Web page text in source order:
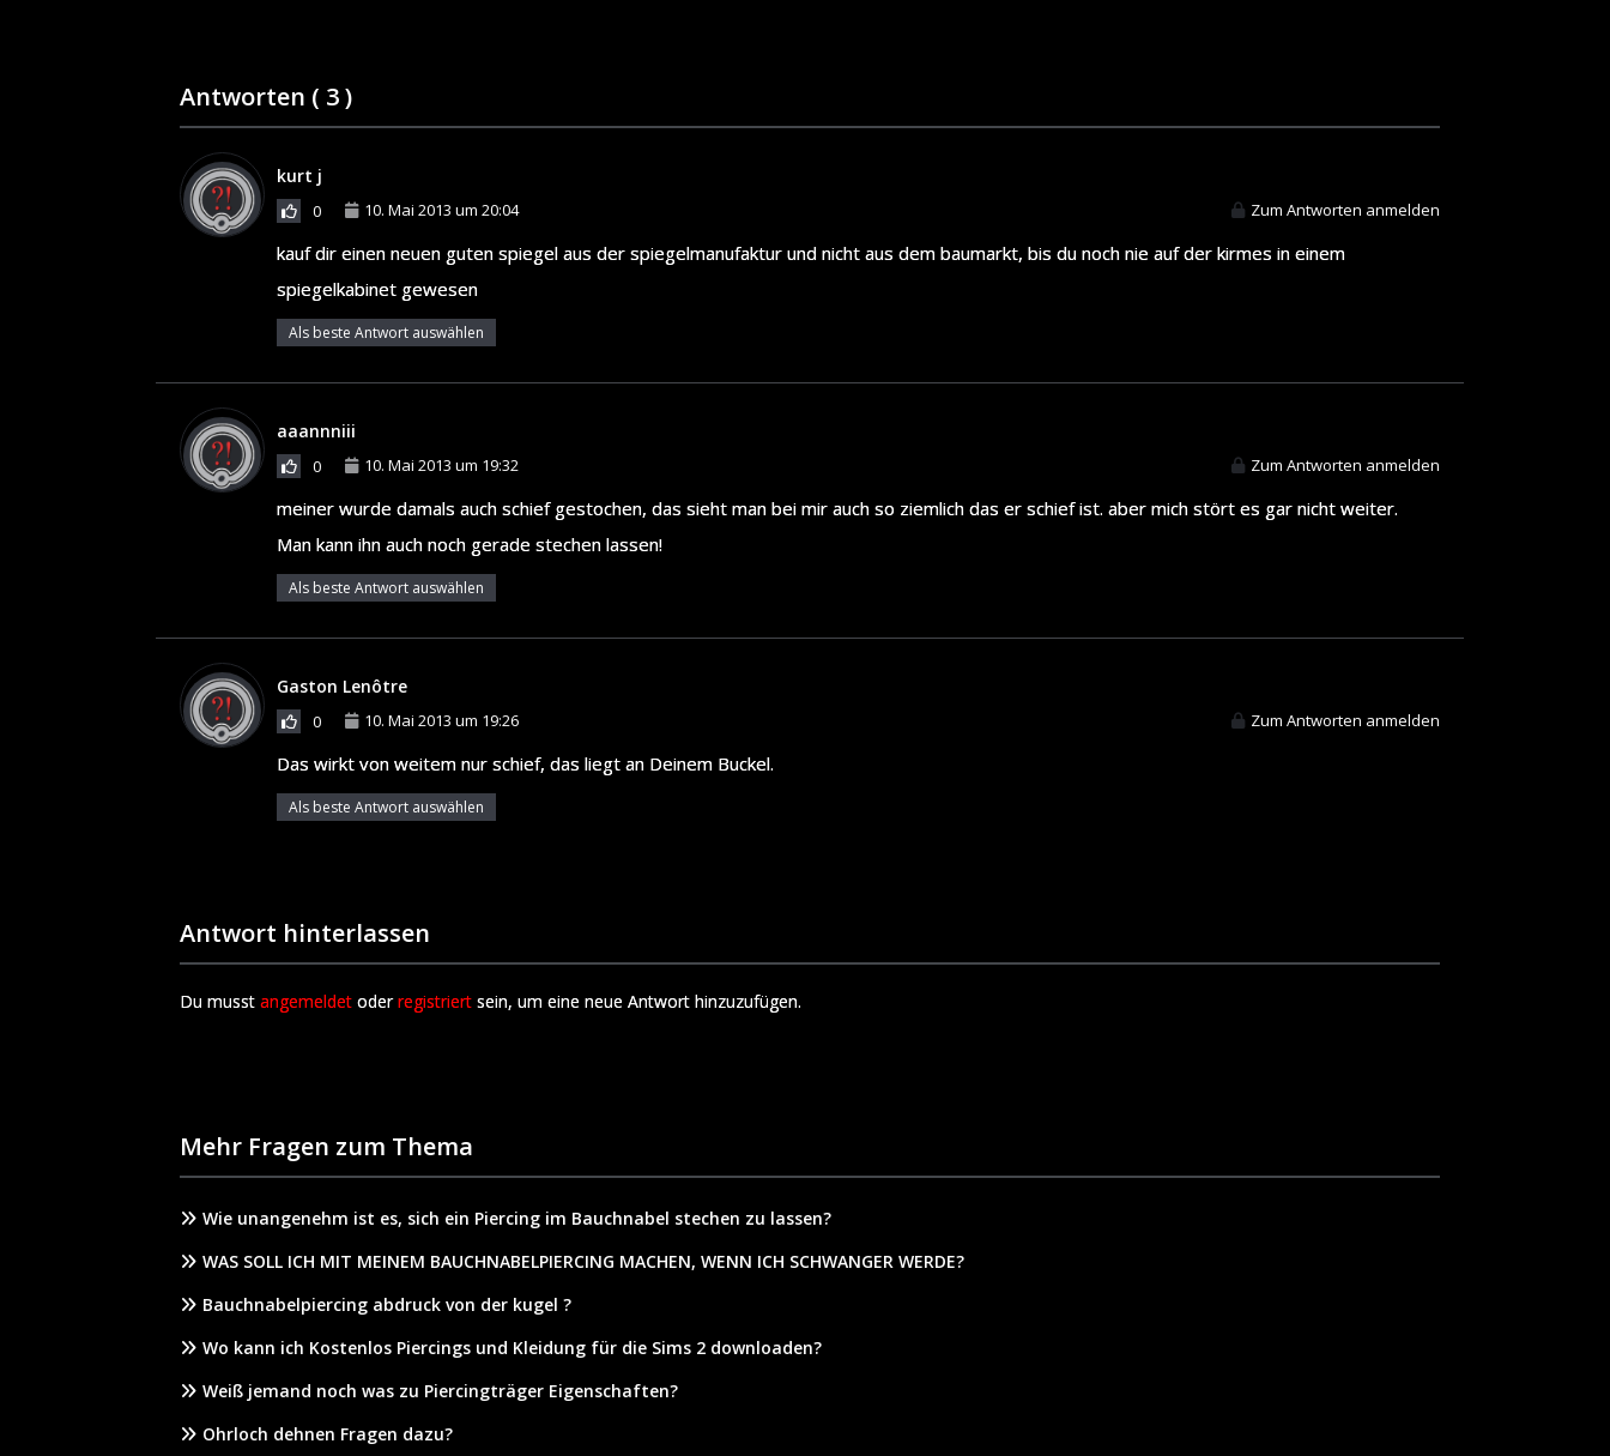
Antworten ( 3)
kurt j
0 10. Mai 2013 um 20:04 Zum Antworten anmelden
kauf dir einen neuen guten spiegel aus der spiegelmanufaktur und nicht aus dem baumarkt, bis du noch nie auf der kirmes in einem
spiegelkabinet gewesen
Als beste Antwort auswählen
aaannniii
0 10. Mai 2013 um 19:32 Zum Antworten anmelden
meiner wurde damals auch schief gestochen, das sieht man bei mir auch so ziemlich das er schief ist. aber mich stört es gar nicht weiter.
Man kann ihn auch noch gerade stechen lassen!
Als beste Antwort auswählen
Gaston Lenôtre
0 10. Mai 2013 um 19:26 Zum Antworten anmelden
Das wirkt von weitem nur schief, das liegt an Deinem Buckel.
Als beste Antwort auswählen
Antwort hinterlassen
Du musst angemeldet oderregistriert sein, um eine neue Antwort hinzuzufügen.
Mehr Fragen zum Thema
Wie unangenehm ist es, sich ein Piercing im Bauchnabel stechen zu lassen?
WAS SOLL ICH MIT MEINEM BAUCHNABELPIERCING MACHEN, WENN ICH SCHWANGER WERDE?
Bauchnabelpiercing abdruck von der kugel ?
Wo kann ich Kostenlos Piercings und Kleidung für die Sims 2 downloaden?
Weiß jemand noch was zu Piercingträger Eigenschaften?
Ohrloch dehnen Fragen dazu?